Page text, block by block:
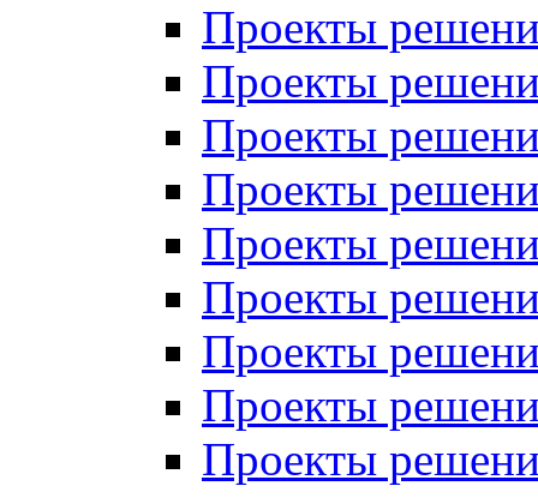
Проекты
Проекты
Проекты
Проекты
Проекты
Проекты
Проекты
Проекты
Проекты